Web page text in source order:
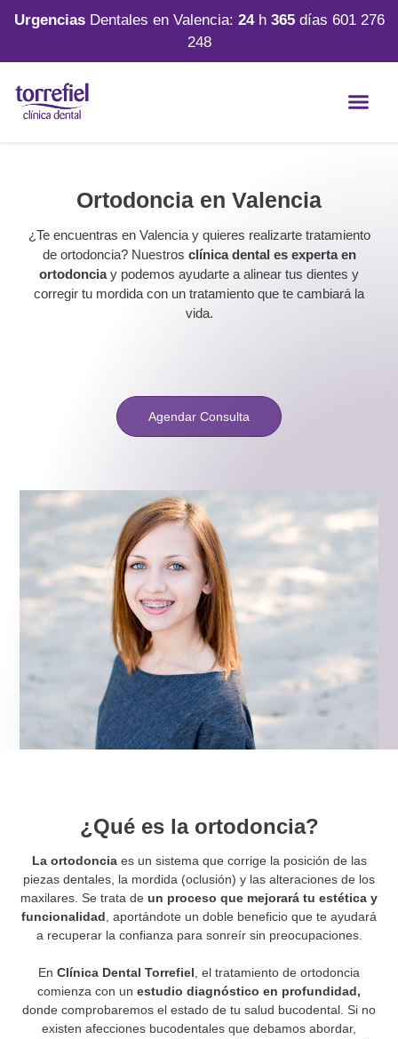
UrgenciasDentales en Valencia: 24h 365días 601 276
248
Ortodoncia en Valencia
¿Te encuentras en Valencia y quieres realizarte tratamiento
de ortodoncia? Nuestros clínica dental es experta en
ortodonciay podemos ayudarte a alinear tus dientes y
corregir tu mordida con un tratamiento que te cambiará la
vida.
Agendar Consulta
¿Qué es la ortodoncia?
La ortodonciaes un sistema que corrige la posición de las
piezas dentales, la mordida (oclusión) y las alteraciones de los
maxilares. Se trata de un proceso que mejorará tu estética y
funcionalidad , aportándote un doble beneficio que te ayudará
a recuperar la confianza para sonreír sin preocupaciones.
En Clínica Dental Torrefiel , el tratamiento de ortodoncia
comienza con un estudio diagnóstico en profundidad,
donde comprobaremos el estado de tu salud bucodental. Si no
existen afecciones bucodentales que debamos abordar,